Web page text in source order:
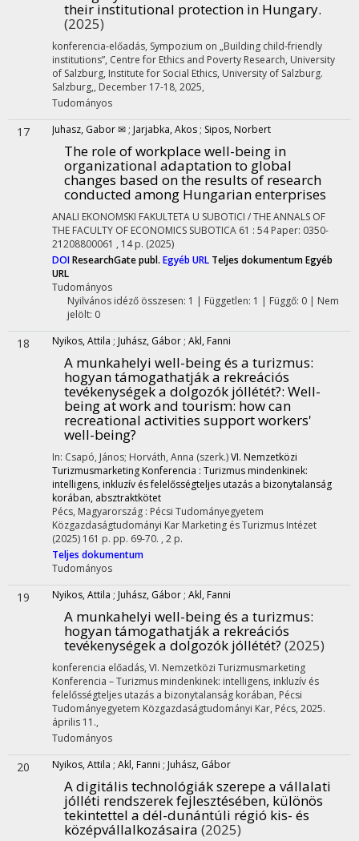
their institutional protection in Hungary.
(2025)
konferencia-előadás, Sympozium on „Building child-friendly
institutions”, Centre for Ethics and Poverty Research, University
of Salzburg, Institute for Social Ethics, University of Salzburg.
Salzburg,, December 17-18, 2025,
Tudományos
17 Juhasz, Gabor ✉ ; Jarjabka, Akos ; Sipos, Norbert
The role of workplace well-being in
organizational adaptation to global
changes based on the results of research
conducted among Hungarian enterprises
ANALI EKONOMSKI FAKULTETA U SUBOTICI / THE ANNALS OF
THE FACULTY OF ECONOMICS SUBOTICA 61 : 54 Paper: 0350-
21208800061 , 14 p. (2025)
DOIResearchGate publ. Egyéb URL Teljes dokumentumEgyéb
URL
Tudományos
Nyilvános idéző összesen: 1 | Független: 1 | Függő: 0 | Nem
jelölt: 0
18 Nyikos, Attila ; Juhász, Gábor ; Akl, Fanni
A munkahelyi well-being és a turizmus:
hogyan támogathatják a rekreációs
tevékenységek a dolgozók jóllétét?: Well-
being at work and tourism: how can
recreational activities support workers'
well-being?
In: Csapó, János; Horváth, Anna (szerk.)VI. Nemzetközi
Turizmusmarketing Konferencia : Turizmus mindenkinek:
intelligens, inkluzív és felelősségteljes utazás a bizonytalanság
korában, absztraktkötet
Pécs, Magyarország : Pécsi Tudományegyetem
Közgazdaságtudományi Kar Marketing és Turizmus Intézet
(2025) 161 p. pp. 69-70. , 2 p.
Teljes dokumentum
Tudományos
19 Nyikos, Attila ; Juhász, Gábor ; Akl, Fanni
A munkahelyi well-being és a turizmus:
hogyan támogathatják a rekreációs
tevékenységek a dolgozók jóllétét? (2025)
konferencia előadás, VI. Nemzetközi Turizmusmarketing
Konferencia – Turizmus mindenkinek: intelligens, inkluzív és
felelősségteljes utazás a bizonytalanság korában, Pécsi
Tudományegyetem Közgazdaságtudományi Kar, Pécs, 2025.
április 11.,
Tudományos
20 Nyikos, Attila ; Akl, Fanni ; Juhász, Gábor
A digitális technológiák szerepe a vállalati
jólléti rendszerek fejlesztésében, különös
tekintettel a dél-dunántúli régió kis- és
középvállalkozásaira (2025)